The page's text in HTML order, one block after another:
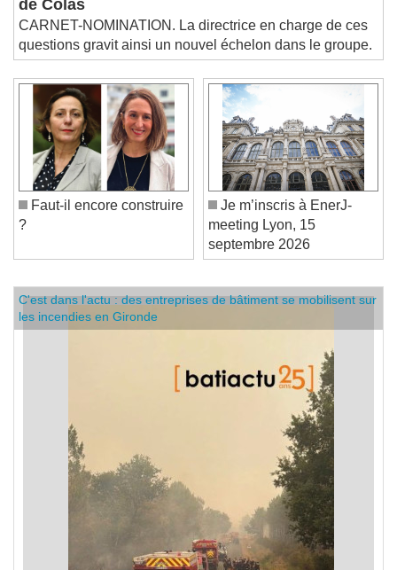
de Colas
CARNET-NOMINATION. La directrice en charge de ces
questions gravit ainsi un nouvel échelon dans le groupe.
Faut-il encore construire
?
Je m’inscris à EnerJ-
meeting Lyon, 15
septembre 2026
C'est dans l'actu : des entreprises de bâtiment se mobilisent sur
les incendies en Gironde